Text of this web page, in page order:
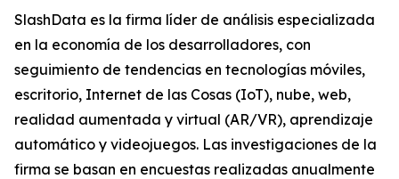
SlashData es la firma líder de análisis especializada
en la economía de los desarrolladores, con
seguimiento de tendencias en tecnologías móviles,
escritorio, Internet de las Cosas (IoT), nube, web,
realidad aumentada y virtual (AR/VR), aprendizaje
automático y videojuegos. Las investigaciones de la
firma se basan en encuestas realizadas anualmente